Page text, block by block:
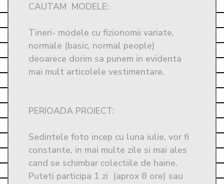
CAUTAM  MODELE:
Tineri- modele cu fizionomii variate,
normale (basic, normal people)
deoarece dorim sa punem in evidenta
mai mult articolele vestimentare.
PERIOADA PROIECT:
Sedintele foto incep cu luna iulie, vor fi
constante, in mai multe zile si mai ales
cand se schimbar colectiile de haine.
Puteti participa 1 zi  (aprox 8 ore) sau